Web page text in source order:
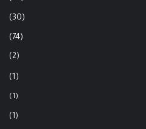
(30)
(74)
(2)
(1)
(1)
(1)